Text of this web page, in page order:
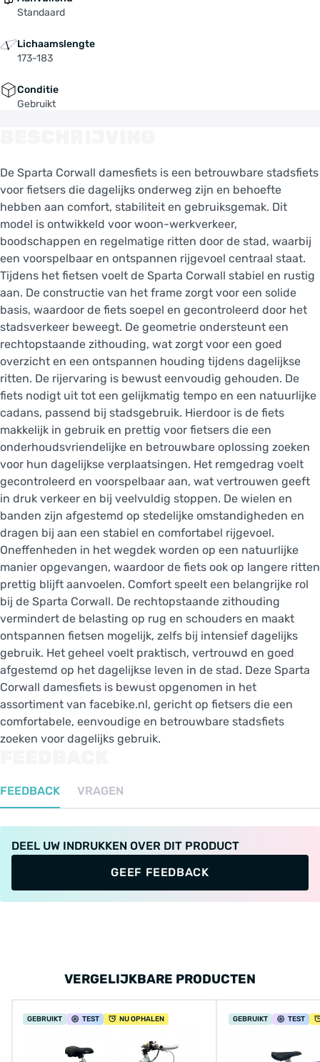
Standaard
Lichaamslengte
173-183
Conditie
Gebruikt
De Sparta Corwall damesfiets is een betrouwbare stadsfiets
voor fietsers die dagelijks onderweg zijn en behoefte
hebben aan comfort, stabiliteit en gebruiksgemak. Dit
model is ontwikkeld voor woon-werkverkeer,
boodschappen en regelmatige ritten door de stad, waarbij
een voorspelbaar en ontspannen rijgevoel centraal staat.
Tijdens het fietsen voelt de Sparta Corwall stabiel en rustig
aan. De constructie van het frame zorgt voor een solide
basis, waardoor de fiets soepel en gecontroleerd door het
stadsverkeer beweegt. De geometrie ondersteunt een
rechtopstaande zithouding, wat zorgt voor een goed
overzicht en een ontspannen houding tijdens dagelijkse
ritten. De rijervaring is bewust eenvoudig gehouden. De
fiets nodigt uit tot een gelijkmatig tempo en een natuurlijke
cadans, passend bij stadsgebruik. Hierdoor is de fiets
makkelijk in gebruik en prettig voor fietsers die een
onderhoudsvriendelijke en betrouwbare oplossing zoeken
voor hun dagelijkse verplaatsingen. Het remgedrag voelt
gecontroleerd en voorspelbaar aan, wat vertrouwen geeft
in druk verkeer en bij veelvuldig stoppen. De wielen en
banden zijn afgestemd op stedelijke omstandigheden en
dragen bij aan een stabiel en comfortabel rijgevoel.
Oneffenheden in het wegdek worden op een natuurlijke
manier opgevangen, waardoor de fiets ook op langere ritten
prettig blijft aanvoelen. Comfort speelt een belangrijke rol
bij de Sparta Corwall. De rechtopstaande zithouding
vermindert de belasting op rug en schouders en maakt
ontspannen fietsen mogelijk, zelfs bij intensief dagelijks
gebruik. Het geheel voelt praktisch, vertrouwd en goed
afgestemd op het dagelijkse leven in de stad. Deze Sparta
Corwall damesfiets is bewust opgenomen in het
assortiment van facebike.nl, gericht op fietsers die een
comfortabele, eenvoudige en betrouwbare stadsfiets
zoeken voor dagelijks gebruik.
FEEDBACK VRAGEN
DEEL UW INDRUKKEN OVER DIT PRODUCT
GEEF FEEDBACK
VERGELIJKBARE PRODUCTEN
GEBRUIKT TEST NU OPHALEN GEBRUIKT TEST